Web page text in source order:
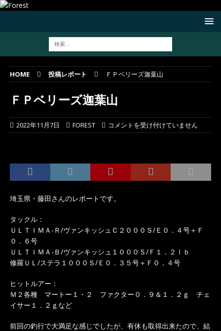
HOME 投稿レポート ＦＰベリーズ迦葉山
ＦＰベリーズ迦葉山
2022年11月7日 FOREST コメントを受け付けていません
埼玉県・藤田さんのレポートです。
タックル：
ＵＬＴＩＭＡ-Ｒ/ヴァンキッシュＣ２０００Ｓ/Ｅ０．４号＋Ｆ
０．６号
ＵＬＴＩＭＡ-Ｂ/ヴァンキッシュ１０００Ｓ/Ｆ１．２ｌｂ
修羅ＵＬ/ステラ１０００Ｓ/Ｅ０．３５号＋Ｆ０．４号
ヒットルアー：
Ｍ２各種 マートー１・２ ファクター０．９＆１．２ｇ チェ
イサー１．２ｇなど
前回の釣行で大満足な感じでしたが、有休も取得出来たので、結